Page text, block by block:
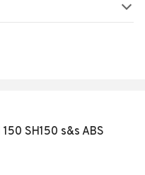
SH150 s&s ABS